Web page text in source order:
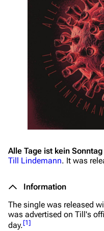
Alle Tage ist kein
Till Lindemann. It was
Information
The single was released
was advertised on Till's
day.[1]